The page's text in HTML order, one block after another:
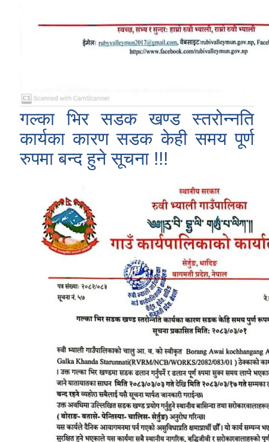
गल्का भिर सडक खण्ड स्तरोन्नति
कार्यका कारण सडक केही समय पूर्ण
रुपमा बन्द हुने सूचना !!!